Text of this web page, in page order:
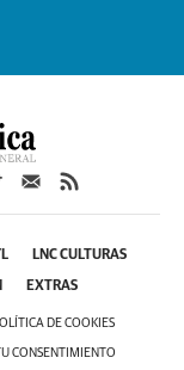
LNC CULTURAS
EXTRAS
DE COOKIES
CONSENTIMIENTO